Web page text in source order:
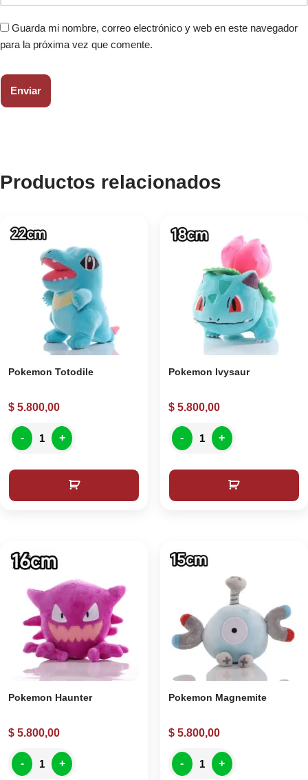
Guarda mi nombre, correo electrónico y web en este navegador
para la próxima vez que comente.
Productos relacionados
Pokemon Totodile
$ 5.800,00
- +
Pokemon Ivysaur
$5.800,00
- +
Pokemon Haunter
$ 5.800,00
- +
Pokemon Magnemite
$5.800,00
- +